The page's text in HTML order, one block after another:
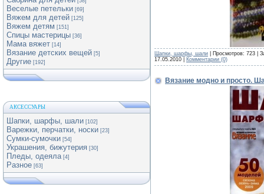
Веселые петельки [69]
Вяжем для детей [125]
Вяжем детям [151]
Спицы мастерицы [36]
Мама вяжет [14]
Вязание детских вещей [5]
Другие [192]
АКСЕССУАРЫ
Шапки, шарфы, шали [102]
Варежки, перчатки, носки [23]
Сумки-сумочки [54]
Украшения, бижутерия [30]
Пледы, одеяла [4]
Разное [63]
Шапки, шарфы, шали | Просмотров: 723 |
17.05.2010
Комментарии (0)
Вязание модно и просто.